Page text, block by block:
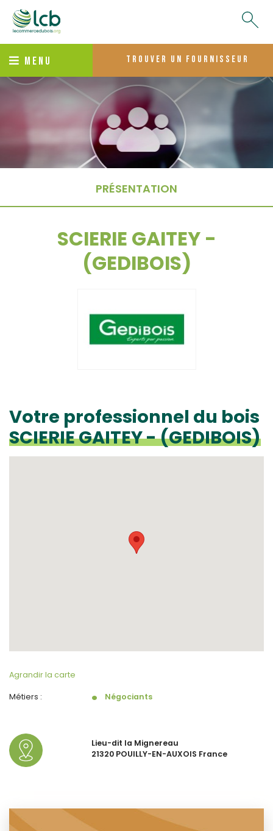
MENU trouver un fournisseur
PRÉSENTATION
SCIERIE GAITEY -
(GEDIBOIS)
Votre professionnel du bois
SCIERIE GAITEY - (GEDIBOIS)
Agrandir la carte
Métiers : Négociants
Lieu-dit la Mignereau
21320 POUILLY-EN-AUXOIS France